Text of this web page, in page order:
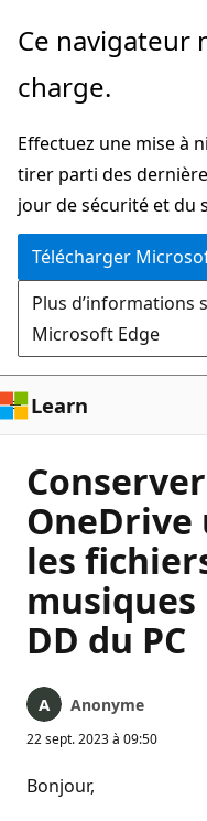
Passer
directement
au
principal
Ce navigateur
charge.
Effectuez une mise à
tirer parti des
jour de sécurité et du
Télécharger
Plus d’informations
Microsoft Edge
Learn
les
musiques
DD du PC
Anonyme
22 sept. 2023 à 09:50
Bonjour,